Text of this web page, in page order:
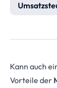
Kann auch
Vorteile der